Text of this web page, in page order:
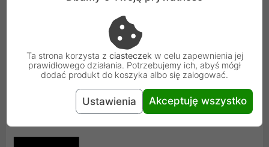
a'la Casa to marka premium
Ta strona korzysta z ciasteczek w celu zapewnienia jej
prawidłowego działania. Potrzebujemy ich, abyś mógł
dodać produkt do koszyka albo się zalogować.
Ustawienia Akceptuję wszystko